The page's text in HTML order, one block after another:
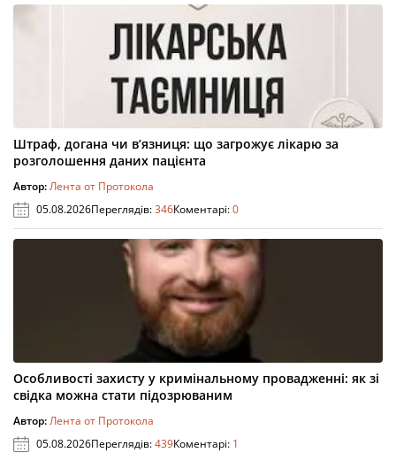
Штраф, догана чи в’язниця: що загрожує лікарю за
розголошення даних пацієнта
Автор:Лента от Протокола
05.08.2026Переглядів:346Коментарі:0
Особливості захисту у кримінальному провадженні: як зі
свідка можна стати підозрюваним
Автор:Лента от Протокола
05.08.2026Переглядів:439Коментарі: 1